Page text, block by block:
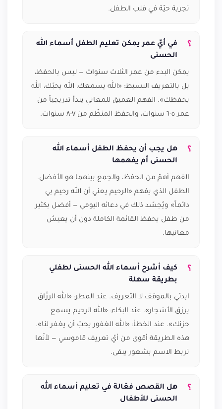
تجربة حيّة في قلب الطفل.
في أيّ عمر يمكن تعليم الطفل أسماء الله
الحسنى
يمكن البدء من عمر الثلاث سنوات — ليس بالحفظ،
بل بالتعريف البسيط: «الله يسمعك، الله يحبّك، الله
يحفظك». الفهم العميق للمعاني يبدأ تدريجياً من
عمر ٥-٦ سنوات، والحفظ المنظّم من ٧-٨ سنوات.
هل يجب أن يحفظ الطفل أسماء الله
الحسنى أم يفهمها
الفهم أهمّ من الحفظ، والجمع بينهما هو الأفضل.
الطفل الذي يفهم «الرحيم يعني أن الله رحيم بي
دائماً» ويُجسّد ذلك في دعائه اليومي — أفضل بكثير
من طفل يحفظ القائمة الكاملة دون أن يعيش
معانيها.
كيف أشرح أسماء الله الحسنى لطفلي
بطريقة سهلة
ابدئي بالموقف لا التعريف. عند المطر: «الله الرزّاق
يرزق الأشجار». عند البكاء: «الله الرحيم يسمع
حزنك». عند الخطأ: «الله الغفور يحبّ أن يغفر لنا».
هذه الطريقة أقوى من أيّ تعريف قاموسي — لأنّها
تربط الاسم بشعور يبقى.
هل القصص فعّالة في تعليم أسماء الله
الحسنى للأطفال